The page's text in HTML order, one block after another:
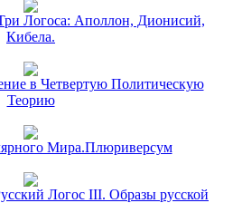
Логоса: Аполлон, Дионисий,
Кибела.
в Четвертую Политическую
Теорию
Мира.Плюриверсум
Логос III. Образы русской